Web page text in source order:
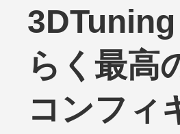
らく最高
コンフィ